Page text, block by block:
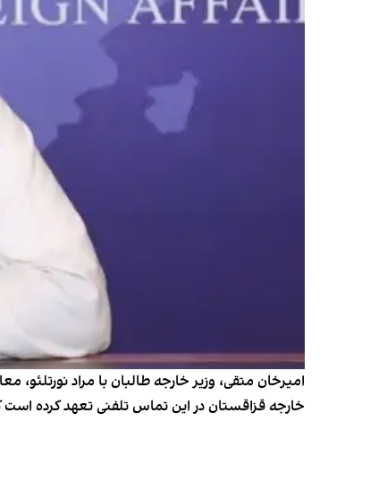
امیرخان متقی، وزیر خارجه طالبان با مراد
خارجه قزاقستان در این تماس تلفنی تعهد کرده است